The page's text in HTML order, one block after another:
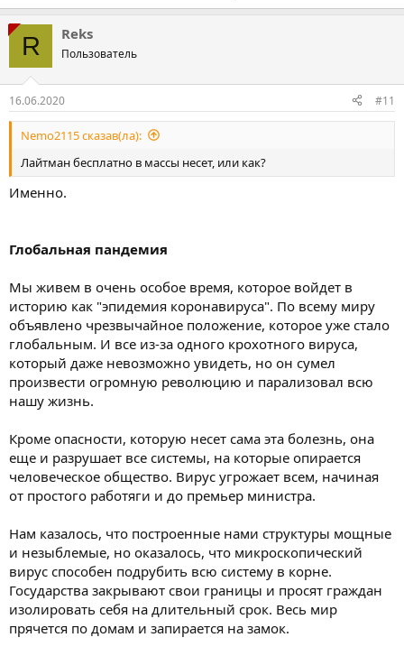
знаниями, властью, почетом.
Естественно, что за такие знания или возможности, за такие
знаки удачи люди выкладывают неплохие деньги. А где найти
тех, которые беззаветно желают лишь уподобления высшей
силе? Поэтому каббалисты сидели тихо и ждали. И в течение
тысячелетий у них появлялись лишь отдельные ученики или
очень маленькие группы. При этом если мы сегодня зайдем в
мистической литературы.
В настоящей каббале нет никаких “талисманов”, “амулетов”,
каббала, это две разные вещи. Первая — для выгоды
продающих амулеты, и вторая — только для истинно
устремленных к духовному.
М. Лайтман
View: https://www.youtube.com/watch?v=ukfFsB8i4Wo
- почему каббалу скрывали до нашего времени
R Reks
Пользователь
16.06.2020 #11
Nemo2115 сказав(ла):
Лайтман бесплатно в массы несет, или как?
Именно.
Глобальная пандемия
Мы живем в очень особое время, которое войдет в
историю как "эпидемия коронавируса". По всему миру
объявлено чрезвычайное положение, которое уже стало
глобальным. И все из-за одного крохотного вируса,
который даже невозможно увидеть, но он сумел
произвести огромную революцию и парализовал всю
нашу жизнь.
Кроме опасности, которую несет сама эта болезнь, она
еще и разрушает все системы, на которые опирается
человеческое общество. Вирус угрожает всем, начиная
от простого работяги и до премьер министра.
Нам казалось, что построенные нами структуры мощные
и незыблемые, но оказалось, что микроскопический
вирус способен подрубить всю систему в корне.
Государства закрывают свои границы и просят граждан
изолировать себя на длительный срок. Весь мир
прячется по домам и запирается на замок.